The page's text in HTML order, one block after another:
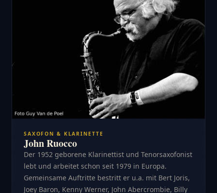
SAXOFON & KLARINETTE
John Ruocco
Der 1952 geborene Klarinettist und Tenorsaxofonist
lebt und arbeitet schon seit 1979 in Europa.
Gemeinsame Auftritte bestritt er u.a. mit Bert Joris,
Joey Baron, Kenny Werner, John Abercrombie, Billy